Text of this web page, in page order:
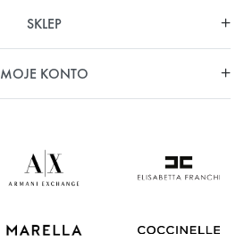
SKLEP
MOJE KONTO